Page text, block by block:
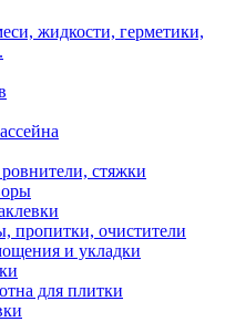
жидкости, герметики,
стяжки
пропитки, очистители
и укладки
для плитки